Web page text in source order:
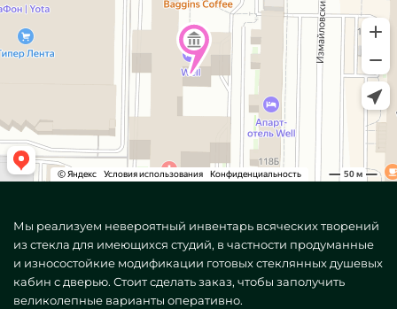
Мы реализуем невероятный инвентарь всяческих творений
из стекла для имеющихся студий, в частности продуманные
и износостойкие модификации готовых стеклянных душевых
кабин с дверью. Стоит сделать заказ, чтобы заполучить
великолепные варианты оперативно.